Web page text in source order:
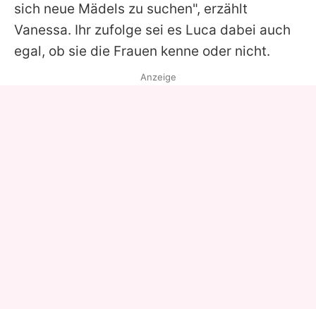
sich neue Mädels zu suchen", erzählt
Vanessa. Ihr zufolge sei es Luca dabei auch
egal, ob sie die Frauen kenne oder nicht.
Anzeige